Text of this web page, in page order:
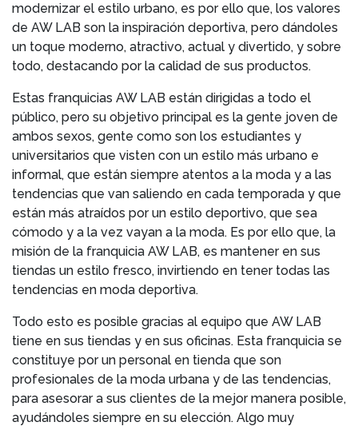
modernizar el estilo urbano, es por ello que, los valores
de AW LAB son la inspiración deportiva, pero dándoles
un toque moderno, atractivo, actual y divertido, y sobre
todo, destacando por la calidad de sus productos.
Estas franquicias AW LAB están dirigidas a todo el
público, pero su objetivo principal es la gente joven de
ambos sexos, gente como son los estudiantes y
universitarios que visten con un estilo más urbano e
informal, que están siempre atentos a la moda y a las
tendencias que van saliendo en cada temporada y que
están más atraídos por un estilo deportivo, que sea
cómodo y a la vez vayan a la moda. Es por ello que, la
misión de la franquicia AW LAB, es mantener en sus
tiendas un estilo fresco, invirtiendo en tener todas las
tendencias en moda deportiva.
Todo esto es posible gracias al equipo que AW LAB
tiene en sus tiendas y en sus oficinas. Esta franquicia se
constituye por un personal en tienda que son
profesionales de la moda urbana y de las tendencias,
para asesorar a sus clientes de la mejor manera posible,
ayudándoles siempre en su elección. Algo muy